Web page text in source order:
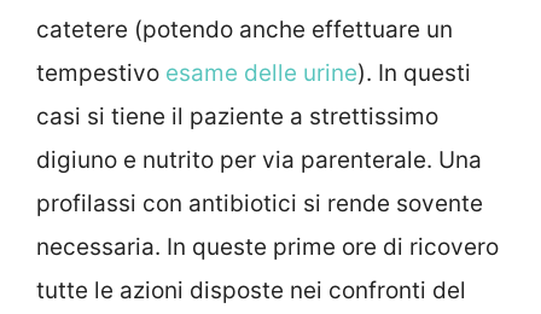
catetere (potendo anche effettuare un
tempestivo esame delle urine). In questi
casi si tiene il paziente a strettissimo
digiuno e nutrito per via parenterale. Una
profilassi con antibiotici si rende sovente
necessaria. In queste prime ore di ricovero
tutte le azioni disposte nei confronti del